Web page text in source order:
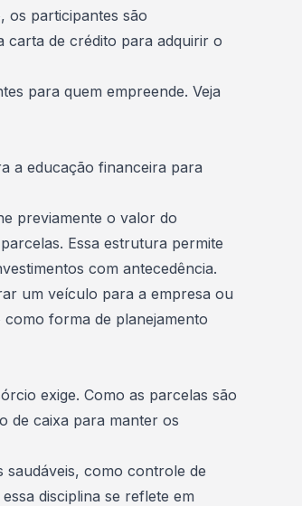
os participantes são
carta de crédito para adquirir o
para quem empreende. Veja
a educação financeira para
previamente o valor do
Essa estrutura permite
com antecedência.
um veículo para a empresa ou
forma de planejamento
exige. Como as parcelas são
de caixa para manter os
saudáveis, como controle de
disciplina se reflete em